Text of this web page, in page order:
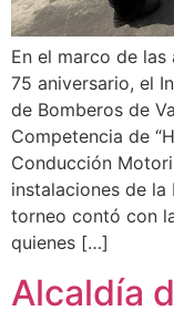
En el marco de
75 aniversario, el
de Bomberos de
Competencia de
Conducción
instalaciones de
torneo contó con
quienes […]
Alcaldía